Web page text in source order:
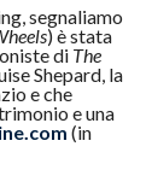
segnaliamo
) è stata
di The
Shepard, la
e che
e una
(in